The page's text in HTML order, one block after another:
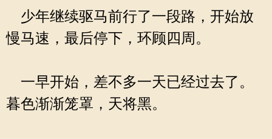
少年继续驱马前行了一段路，开始放
慢马速，最后停下，环顾四周。
一早开始，差不多一天已经过去了。
暮色渐渐笼罩，天将黑。